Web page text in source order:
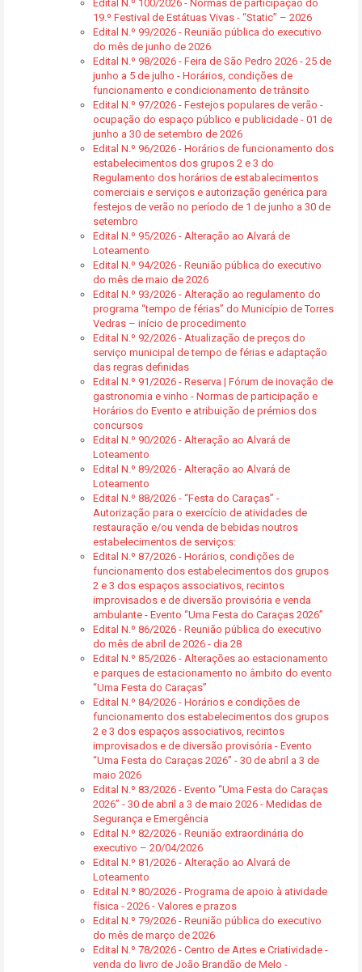
Edital N.º 100/2026 - Normas de participação do
19.º Festival de Estátuas Vivas - “Static” – 2026
Edital N.º 99/2026 - Reunião pública do executivo
do mês de junho de 2026
Edital N.º 98/2026 - Feira de São Pedro 2026 - 25 de
junho a 5 de julho - Horários, condições de
funcionamento e condicionamento de trânsito
Edital N.º 97/2026 - Festejos populares de verão -
ocupação do espaço público e publicidade - 01 de
junho a 30 de setembro de 2026
Edital N.º 96/2026 - Horários de funcionamento dos
estabelecimentos dos grupos 2 e 3 do
Regulamento dos horários de estabalecimentos
comerciais e serviços e autorização genérica para
festejos de verão no período de 1 de junho a 30 de
setembro
Edital N.º 95/2026 - Alteração ao Alvará de
Loteamento
Edital N.º 94/2026 - Reunião pública do executivo
do mês de maio de 2026
Edital N.º 93/2026 - Alteração ao regulamento do
programa “tempo de férias” do Município de Torres
Vedras – início de procedimento
Edital N.º 92/2026 - Atualização de preços do
serviço municipal de tempo de férias e adaptação
das regras definidas
Edital N.º 91/2026 - Reserva | Fórum de inovação de
gastronomia e vinho - Normas de participação e
Horários do Evento e atribuição de prémios dos
concursos
Edital N.º 90/2026 - Alteração ao Alvará de
Loteamento
Edital N.º 89/2026 - Alteração ao Alvará de
Loteamento
Edital N.º 88/2026 - “Festa do Caraças” -
Autorização para o exercício de atividades de
restauração e/ou venda de bebidas noutros
estabelecimentos de serviços:
Edital N.º 87/2026 - Horários, condições de
funcionamento dos estabelecimentos dos grupos
2 e 3 dos espaços associativos, recintos
improvisados e de diversão provisória e venda
ambulante - Evento “Uma Festa do Caraças 2026”
Edital N.º 86/2026 - Reunião pública do executivo
do mês de abril de 2026 - dia 28
Edital N.º 85/2026 - Alterações ao estacionamento
e parques de estacionamento no âmbito do evento
“Uma Festa do Caraças”
Edital N.º 84/2026 - Horários e condições de
funcionamento dos estabelecimentos dos grupos
2 e 3 dos espaços associativos, recintos
improvisados e de diversão provisória - Evento
“Uma Festa do Caraças 2026” - 30 de abril a 3 de
maio 2026
Edital N.º 83/2026 - Evento “Uma Festa do Caraças
2026” - 30 de abril a 3 de maio 2026 - Medidas de
Segurança e Emergência
Edital N.º 82/2026 - Reunião extraordinária do
executivo – 20/04/2026
Edital N.º 81/2026 - Alteração ao Alvará de
Loteamento
Edital N.º 80/2026 - Programa de apoio à atividade
física - 2026 - Valores e prazos
Edital N.º 79/2026 - Reunião pública do executivo
do mês de março de 2026
Edital N.º 78/2026 - Centro de Artes e Criatividade -
venda do livro de João Brandão de Melo -